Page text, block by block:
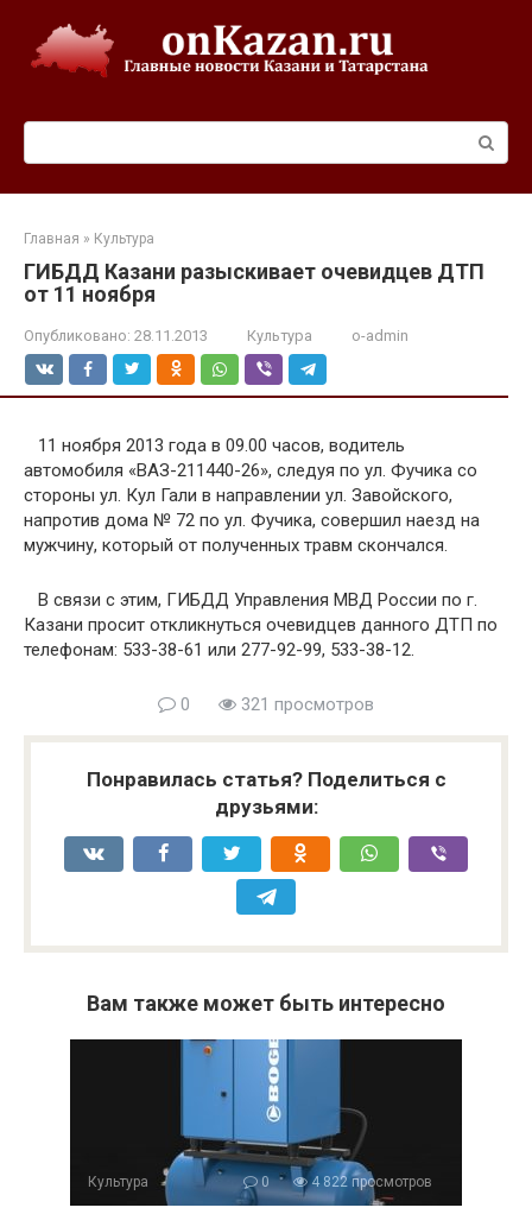
контенту
Главная » Культура
ГИБДД Казани разыскивает очевидцев ДТП
от 11 ноября
Опубликовано: 28.11.2013 Культура o-admin
11 ноября 2013 года в 09.00 часов, водитель
автомобиля «ВАЗ-211440-26», следуя по ул. Фучика со
стороны ул. Кул Гали в направлении ул. Завойского,
напротив дома № 72 по ул. Фучика, совершил наезд на
мужчину, который от полученных травм скончался.
В связи с этим, ГИБДД Управления МВД России по г.
Казани просит откликнуться очевидцев данного ДТП по
телефонам: 533-38-61 или 277-92-99, 533-38-12.
0 321 просмотров
Понравилась статья? Поделиться с
друзьями:
Вам также может быть интересно
Культура 0 4 822 просмотров